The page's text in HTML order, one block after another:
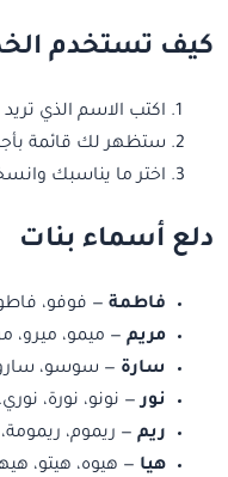
كيف تستخدم
اكتب الاسم الذي
ستظهر لك قائمة
اختر ما يناسبك
دلع أسماء بنات
فاطمة — فوفو،
مريم — ميمو، ميرو،
سارة — سوسو،
نور— نونو، نورة، نوري.
ريم — ريموم،
هيا — هيوه، هيتو،